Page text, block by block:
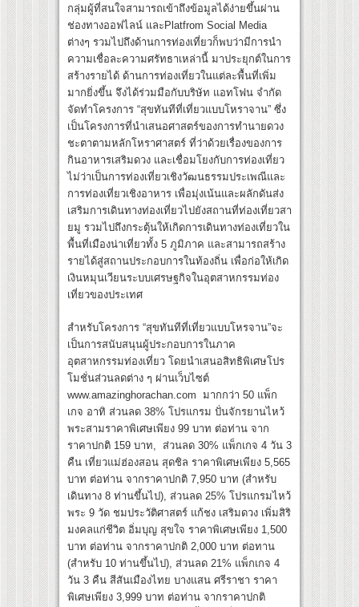
กลุ่มผู้ที่สนใจสามารถเข้าถึงข้อมูลได้ง่ายขึ้นผ่าน
ช่องทางออฟไลน์ และPlatfrom Social Media
ต่างๆ รวมไปถึงด้านการท่องเที่ยวก็พบว่ามีการนำ
ความเชื่อละความศรัทธาเหล่านี้ มาประยุกต์ในการ
สร้างรายได้ ด้านการท่องเที่ยวในแต่ละพื้นที่เพิ่ม
มากยิ่งขึ้น จึงได้ร่วมมือกับบริษัท แอทโฟน จำกัด
จัดทำโครงการ “สุขทันทีที่เที่ยวแบบโหราจาน” ซึ่ง
เป็นโครงการที่นำเสนอศาสตร์ของการทำนายดวง
ชะตาตามหลักโหราศาสตร์ ที่ว่าด้วยเรื่องของการ
กินอาหารเสริมดวง และเชื่อมโยงกับการท่องเที่ยว
ไม่ว่าเป็นการท่องเที่ยวเชิงวัฒนธรรมประเพณีและ
การท่องเที่ยวเชิงอาหาร เพื่อมุ่งเน้นและผลักดันส่ง
เสริมการเดินทางท่องเที่ยวไปยังสถานที่ท่องเที่ยวสา
ยมู รวมไปถึงกระตุ้นให้เกิดการเดินทางท่องเที่ยวใน
พื้นที่เมืองน่าเที่ยวทั้ง 5 ภูมิภาค และสามารถสร้าง
รายได้สู่สถานประกอบการในท้องถิ่น เพื่อก่อให้เกิด
เงินหมุนเวียนระบบเศรษฐกิจในอุตสาหกรรมท่อง
เที่ยวของประเทศ
สำหรับโครงการ “สุขทันทีที่เที่ยวแบบโหรจาน”จะ
เป็นการสนับสนุนผู้ประกอบการในภาค
อุตสาหกรรมท่องเที่ยว โดยนำเสนอสิทธิพิเศษโปร
โมชั่นส่วนลดต่าง ๆ ผ่านเว็บไซต์
www.amazinghorachan.com มากกว่า 50 แพ็ก
เกจ อาทิ ส่วนลด 38% โปรแกรม ปั่นจักรยานไหว้
พระสามราคาพิเศษเพียง 99 บาท ต่อท่าน จาก
ราคาปกติ 159 บาท, ส่วนลด 30% แพ็กเกจ 4 วัน 3
คืน เที่ยวแม่ฮ่องสอน สุดชิล ราคาพิเศษเพียง 5,565
บาท ต่อท่าน จากราคาปกติ 7,950 บาท (สำหรับ
เดินทาง 8 ท่านขึ้นไป), ส่วนลด 25% โปรแกรมไหว้
พระ 9 วัด ชมประวัติศาสตร์ แก้ชง เสริมดวง เพิ่มสิริ
มงคลแก่ชีวิต อิ่มบุญ สุขใจ ราคาพิเศษเพียง 1,500
บาท ต่อท่าน จากราคาปกติ 2,000 บาท ต่อทาน
(สำหรับ 10 ท่านขึ้นไป), ส่วนลด 21% แพ็กเกจ 4
วัน 3 คืน สีสันเมืองไทย บางแสน ศรีราชา ราคา
พิเศษเพียง 3,999 บาท ต่อท่าน จากราคาปกติ